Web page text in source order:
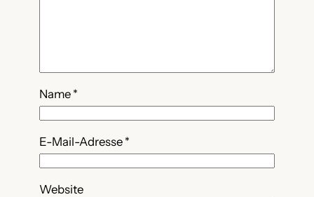
Name *
E-Mail-Adresse *
Website